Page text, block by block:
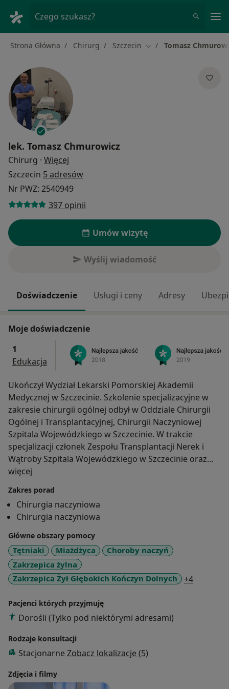
Czego szukasz?
Strona Główna Chirurg Szczecin Zmień miasto
Tomasz
lek. Tomasz Chmurowicz
Chirurg · Więcej
Szczecin 5 adresów
Nr PWZ: 2540949
397 opinii
Umów wizytę
Wyślij wiadomość
Doświadczenie Usługi i ceny Adresy
Moje doświadczenie
1
Edukacja
Ukończył Wydział Lekarski Pomorskiej Akademii
Medycznej w Szczecinie. Szkolenie specjalizacyjne w
zakresie chirurgii ogólnej odbył w Oddziale Chirurgii
Ogólnej i Transplantacyjnej, Chirurgii Naczyniowej
Szpitala Wojewódzkiego w Szczecinie. W trakcie
specjalizacji członek Zespołu Transplantacji Nerek i
Wątroby Szpitala Wojewódzkiego w Szczecinie oraz
Pododdzialu Chirurgii Wątroby, Trzustki i Dróg
Chirurgii Ogólnej z Pododdziałem Chirurgii
Naczyniowej Szpitala MSWIA w Szczecinie. Aktualnie
chirurg w Klinika Chirurgii Ogólnej, Naczyniowej i
Angiologii USK nr 2 w Szczecinie.
Specjalizacje:
chirurgia ogólna - ukończona (2017)
chirurgia naczyniowa - w trakcie
Członkostwo w towarzystwach:
Polskie Towarzystwo Flebologiczne
Polskie towarzystwo Chirurgii Naczyniowej
Europejskie Towarzystwo Chirurgii Naczyniowej
więcej
Zakres porad
Chirurgia naczyniowa
Chirurgia naczyniowa
Główne obszary pomocy
Tętniaki Miażdżyca
Choroby naczyń
Zakrzepica żylna
Zakrzepica Żył Głębokich Kończyn Dolnych
+4
Pacjenci których przyjmuję
Dorośli (Tylko pod niektórymi adresami)
Rodzaje konsultacji
Stacjonarne Zobacz lokalizacje (5)
Zdjęcia i filmy